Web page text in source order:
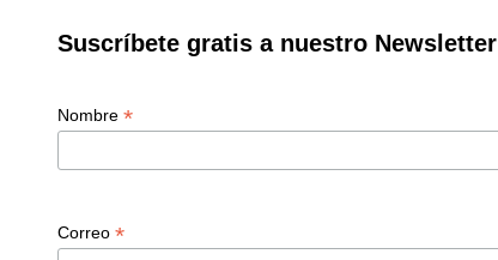
Suscríbete gratis a nuestro Newsletter
Nombre *
Correo *